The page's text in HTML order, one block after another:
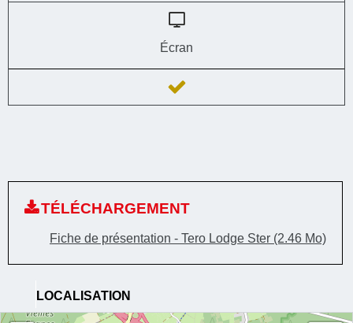
Écran
TÉLÉCHARGEMENT
Fiche de présentation - Tero Lodge Ster (2.46 Mo)
LOCALISATION